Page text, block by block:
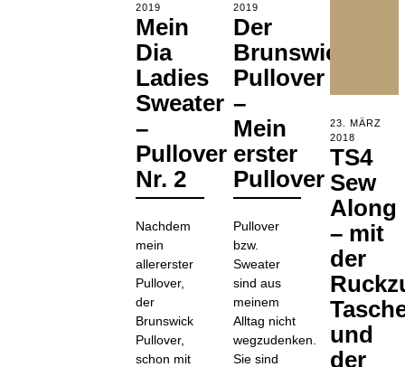
ON
2019
MAI
2020
Mein
Dia
Ladies
Sweater
–
Pullover
Nr. 2
Nachdem
mein
allererster
Pullover,
der
Brunswick
Pullover,
schon mit
ON
2019
JANUAR
2020
Der
Brunswick-
Pullover
–
Mein
erster
Pullover
Pullover
bzw.
Sweater
sind aus
meinem
Alltag nicht
wegzudenken.
Sie sind
POSTED
ON
23. MÄRZ
2018
JULI
2018
TS4
Sew
Along
– mit
der
und
der